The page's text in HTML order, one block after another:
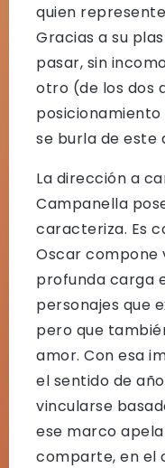
quien
Gracias a su
pasar, sin
otro (de los dos
posicionamiento
se burla de este
La dirección a
Campanella
caracteriza. Es
Oscar compone
profunda carga
personajes que
pero que
amor. Con esa
el sentido de
vincularse
ese marco
comparte, en el